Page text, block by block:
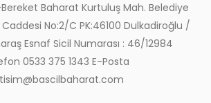
Bereket Baharat Kurtuluş Mah. Belediye
Caddesi No:2/C PK:46100 Dulkadiroğlu /
Esnaf Sicil Numarası : 46/12984
0533 375 1343 E-Posta